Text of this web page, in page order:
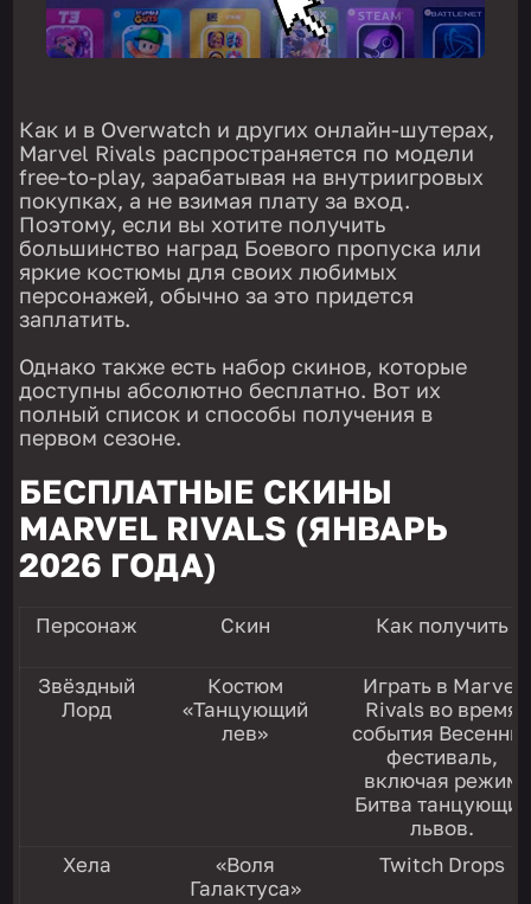
Как и в Overwatch и других онлайн-шутерах,
Marvel Rivals распространяется по модели
free-to-play, зарабатывая на внутриигровых
покупках, а не взимая плату за вход.
Поэтому, если вы хотите получить
большинство наград Боевого пропуска или
яркие костюмы для своих любимых
персонажей, обычно за это придется
заплатить.
Однако также есть набор скинов, которые
доступны абсолютно бесплатно. Вот их
полный список и способы получения в
первом сезоне.
БЕСПЛАТНЫЕ СКИНЫ
MARVEL RIVALS (ЯНВАРЬ
2026 ГОДА)
Персонаж Скин Как получить
Звёздный
Лорд
Костюм
«Танцующий
лев»
Играть в Marvel
Rivals во время
события
фестиваль,
включая режим
Битва танцующих
львов.
Хела
«Воля
Галактуса»
Twitch Drops